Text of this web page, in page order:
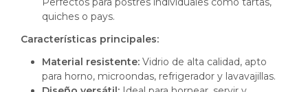
quiches o pays.
Características principales:
Material resistente:Vidrio de alta calidad, apto
para horno, microondas, refrigerador y lavavajillas.